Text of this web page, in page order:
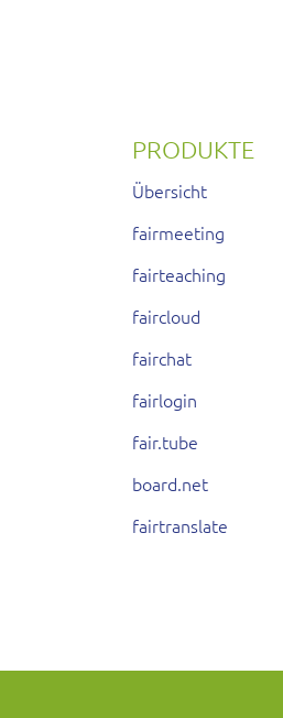
PRODUKTE
Übersicht
fairmeeting
fairteaching
faircloud
fairchat
fairlogin
fair.tube
board.net
fairtranslate